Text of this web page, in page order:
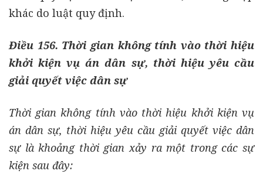
khác do luật quy định.
Điều 156. Thời gian không tính vào thời hiệu
khởi kiện vụ án dân sự, thời hiệu yêu cầu
giải quyết việc dân sự
Thời gian không tính vào thời hiệu khởi kiện vụ
án dân sự, thời hiệu yêu cầu giải quyết việc dân
sự là khoảng thời gian xảy ra một trong các sự
kiện sau đây: